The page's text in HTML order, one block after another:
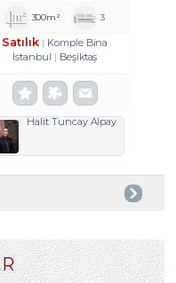
300m² 3
Satılık
Komple Bina
İstanbul
Beşiktaş
Halit Tuncay Alpay